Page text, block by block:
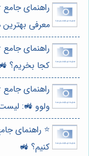
راهنمای
معرفی
راهنمای
کجا بخریم؟
راهنمای
ولوو 🚜:
⭐️ راهنمای
کنیم؟ 🚜